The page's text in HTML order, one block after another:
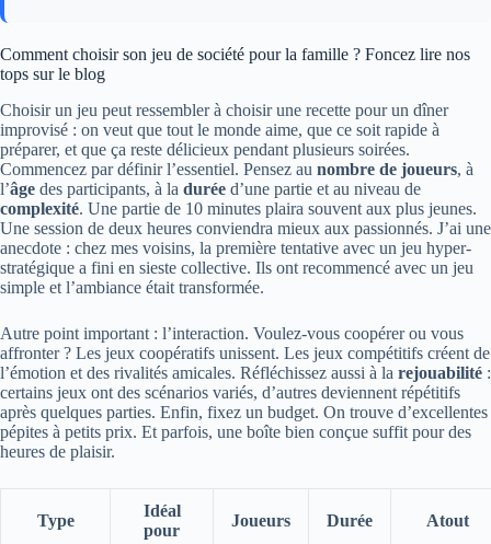
Comment choisir son jeu de société pour la famille ? Foncez lire nos
tops sur le blog
Choisir un jeu peut ressembler à choisir une recette pour un dîner
improvisé : on veut que tout le monde aime, que ce soit rapide à
préparer, et que ça reste délicieux pendant plusieurs soirées.
Commencez par définir l’essentiel. Pensez au nombre de joueurs, à
l’âge des participants, à la durée d’une partie et au niveau de
complexité. Une partie de 10 minutes plaira souvent aux plus jeunes.
Une session de deux heures conviendra mieux aux passionnés. J’ai une
anecdote : chez mes voisins, la première tentative avec un jeu hyper-
stratégique a fini en sieste collective. Ils ont recommencé avec un jeu
simple et l’ambiance était transformée.
Autre point important : l’interaction. Voulez-vous coopérer ou vous
affronter ? Les jeux coopératifs unissent. Les jeux compétitifs créent de
l’émotion et des rivalités amicales. Réfléchissez aussi à la rejouabilité :
certains jeux ont des scénarios variés, d’autres deviennent répétitifs
après quelques parties. Enfin, fixez un budget. On trouve d’excellentes
pépites à petits prix. Et parfois, une boîte bien conçue suffit pour des
heures de plaisir.
Type
Idéal
pour
Joueurs Durée Atout